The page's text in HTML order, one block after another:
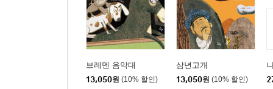
브레멘 음악대
13,050원 (10% 할인)
삼년고개
13,050원 (10% 할인)